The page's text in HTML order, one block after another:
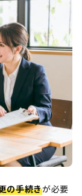
の手続きが必要